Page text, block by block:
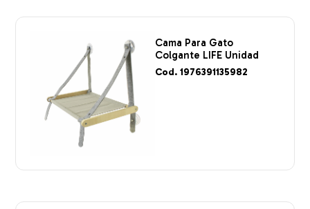
Cama Para Gato
Colgante LIFE Unidad
Cod. 1976391135982